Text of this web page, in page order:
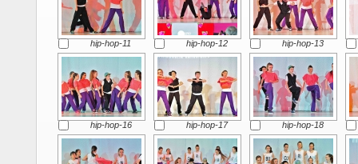
hip-hop-11 hip-hop-12 hip-hop-13
hip-hop-16 hip-hop-17 hip-hop-18